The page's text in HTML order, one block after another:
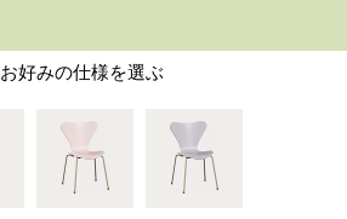
好みの仕様を選ぶ